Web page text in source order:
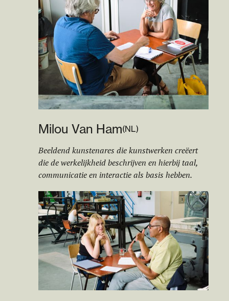
Milou Van Ham(NL)
Beeldend kunstenares die kunstwerken creëert
die de werkelijkheid beschrijven en hierbij taal,
communicatie en interactie als basis hebben.